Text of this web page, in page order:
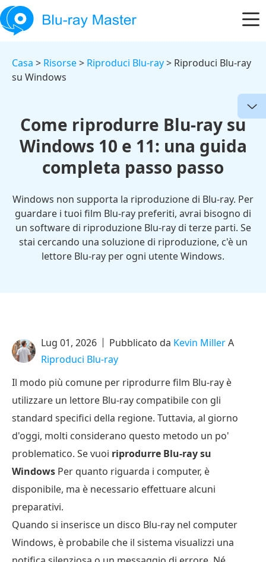
Casa > Risorse> Riproduci Blu-ray> Riproduci Blu-ray
su Windows
Come riprodurre Blu-ray su
Windows 10 e 11: una guida
completa passo passo
Windows non supporta la riproduzione di Blu-ray. Per
guardare i tuoi film Blu-ray preferiti, avrai bisogno di
un software di riproduzione Blu-ray di terze parti. Se
stai cercando una soluzione di riproduzione, c'è un
lettore Blu-ray per ogni utente Windows.
Lug 01, 2026 Pubblicato da Kevin MillerA
Riproduci Blu-ray
Il modo più comune per riprodurre film Blu-ray è
utilizzare un lettore Blu-ray compatibile con gli
standard specifici della regione. Tuttavia, al giorno
d'oggi, molti considerano questo metodo un po'
problematico. Se vuoi riprodurre Blu-ray su
Windows Per quanto riguarda i computer, è
disponibile, ma è necessario effettuare alcuni
preparativi.
Quando si inserisce un disco Blu-ray nel computer
Windows, è probabile che il sistema visualizzi una